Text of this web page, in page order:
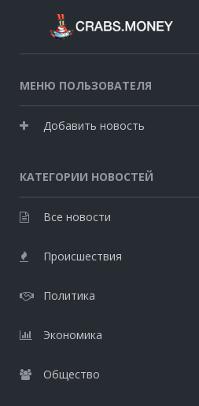
МЕНЮ ПОЛЬЗОВАТЕЛЯ
Добавить новость
КАТЕГОРИИ НОВОСТЕЙ
Все новости
Происшествия
Политика
Экономика
Общество